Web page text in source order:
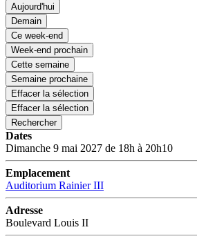
Aujourd'hui
Demain
Ce week-end
Week-end prochain
Cette semaine
Semaine prochaine
Effacer la sélection
Effacer la sélection
Rechercher
Dates
Dimanche 9 mai 2027 de 18h à 20h10
Emplacement
Auditorium Rainier III
Adresse
Boulevard Louis II